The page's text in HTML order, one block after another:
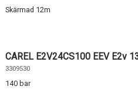
Skärmad 12m
CAREL E2V24CS100 EEV E2v
3309530
140 bar